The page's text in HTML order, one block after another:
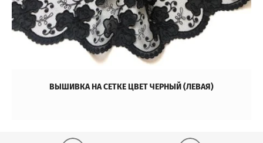
ВЫШИВКА НА СЕТКЕ ЦВЕТ ЧЕРНЫЙ (ЛЕВАЯ)